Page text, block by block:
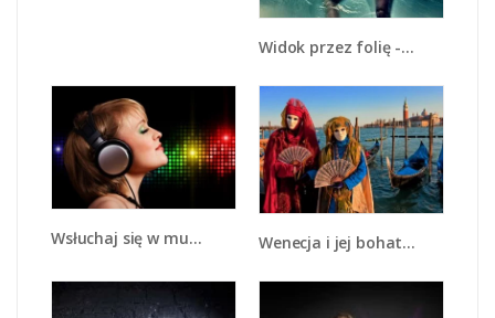
Widok przez folię - L089
Wsłuchaj się w muzykę - L015 Wenecja i jej bohaterowie - L210